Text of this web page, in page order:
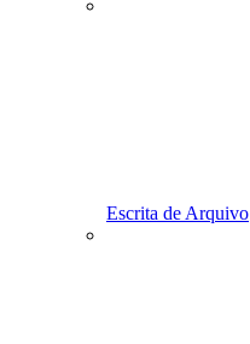
Escrita de Arquivo